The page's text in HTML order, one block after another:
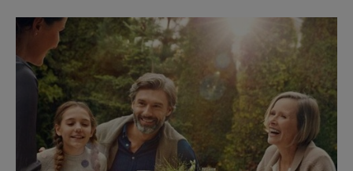
Coloca ahora las rosquillas en una bandeja
repostera del horno y deja hornear con la función
vapor al 25% a 150ºC durante 12 minutos. Luego
incrementa la temperatura hasta los 200ºC y hornea
durante otros 10 minutos. Luego deja descansar un
rato las rosquillas bajo un paño, antes de servir.